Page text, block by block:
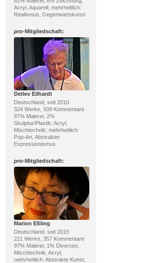
Acryl, Aquarell; mehrheitlich:
Realismus, Gegenwartskunst
pro-Mitgliedschaft:
Detlev Eilhardt
Deutschland, seit 2010
324 Werke, 509 Kommentare
97% Malerei, 2%
Skulptur/Plastik; Acryl,
Mischtechnik; mehrheitlich:
Pop-Art, Abstrakter
Expressionismus
pro-Mitgliedschaft:
Marion Eßling
Deutschland, seit 2015
221 Werke, 357 Kommentare
97% Malerei, 1% Diverses;
Mischtechnik, Acryl;
mehrheitlich: Abstrakte Kunst,